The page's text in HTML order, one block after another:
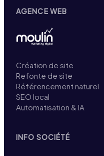
AGENCE WEB
Création de site
Refonte de site
Référencement naturel
SEO local
Automatisation & IA
INFO SOCIÉTÉ